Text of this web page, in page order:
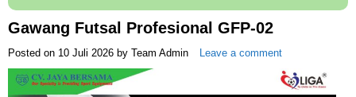
Gawang Futsal Profesional GFP-02
Posted on 10 Juli 2026 by Team Admin Leave a comment